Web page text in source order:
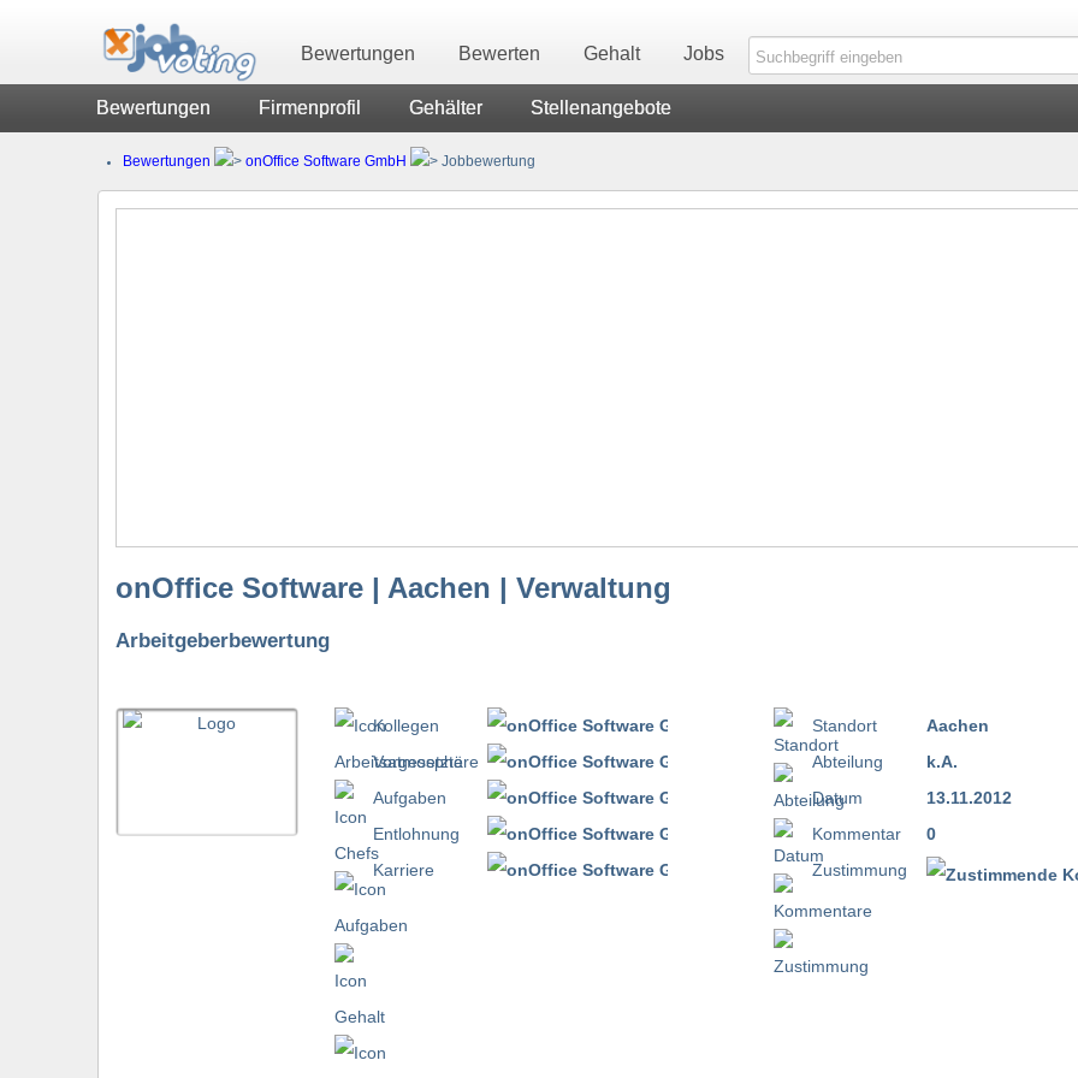
Bewertungen Bewerten Gehalt Jobs
Bewertungen Firmenprofil Gehälter Stellenangebote
Bewertungen onOffice Software GmbH Jobbewertung
onOffice Software | Aachen | Verwaltung
Arbeitgeberbewertung
Kollegen
Vorgesetzte
Aufgaben
Entlohnung
Karriere
Standort
Abteilung
Datum
Kommentar
Zustimmung
Aachen
k.A.
13.11.2012
0